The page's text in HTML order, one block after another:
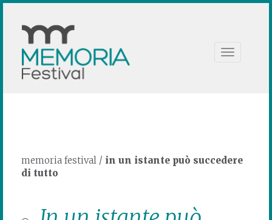
Toggle
memoria festival / in un istante può succedere
di tutto